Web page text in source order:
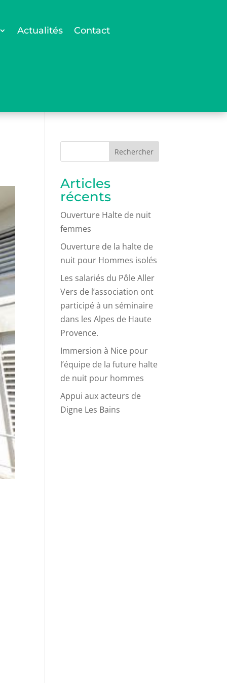
Actualités Contact
Rechercher
Articles
récents
Ouverture Halte de nuit
femmes
Ouverture de la halte de
nuit pour Hommes isolés
Les salariés du Pôle Aller
Vers de l’association ont
participé à un séminaire
dans les Alpes de Haute
Provence.
Immersion à Nice pour
l’équipe de la future halte
de nuit pour hommes
Appui aux acteurs de
Digne Les Bains